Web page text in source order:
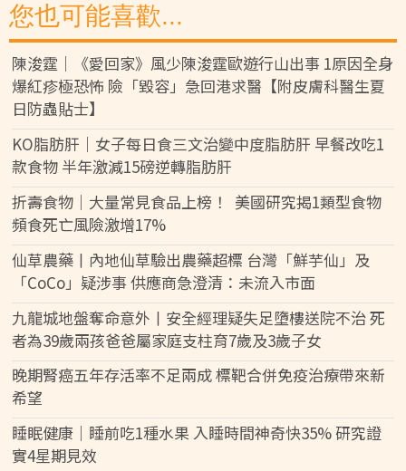
您也可能喜歡...
陳浚霆｜《愛回家》風少陳浚霆歐遊行山出事 1原因全身
爆紅疹極恐怖 險「毀容」急回港求醫【附皮膚科醫生夏
日防蟲貼士】
KO脂肪肝｜女子每日食三文治變中度脂肪肝 早餐改吃1
款食物 半年激減15磅逆轉脂肪肝
折壽食物｜大量常見食品上榜！ 美國研究揭1類型食物
頻食死亡風險激增17%
仙草農藥丨內地仙草驗出農藥超標 台灣「鮮芋仙」及
「CoCo」疑涉事 供應商急澄清：未流入市面
九龍城地盤奪命意外丨安全經理疑失足墮樓送院不治 死
者為39歲兩孩爸爸屬家庭支柱育7歲及3歲子女
晚期腎癌五年存活率不足兩成 標靶合併免疫治療帶來新
希望
睡眠健康｜睡前吃1種水果 入睡時間神奇快35% 研究證
實4星期見效